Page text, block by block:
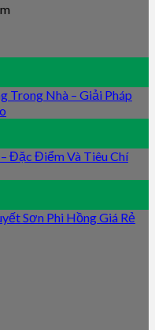
Trong Nhà – Giải Pháp
Đặc Điểm Và Tiêu Chí
Sơn Phi Hồng Giá Rẻ